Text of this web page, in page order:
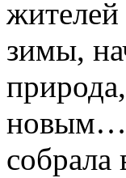
зимы,
новым…
собрала